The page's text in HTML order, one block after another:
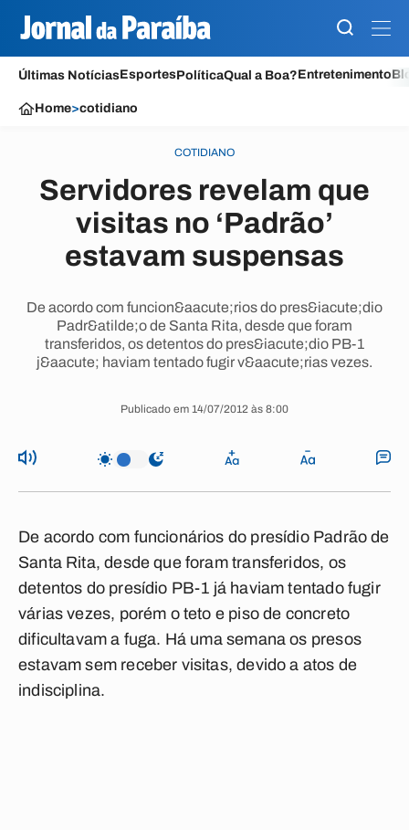
Últimas NotíciasEsportesPolíticaQual a Boa?Entretenimento
Home>cotidiano
COTIDIANO
Servidores revelam que
visitas no ‘Padrão’
estavam suspensas
De acordo com funcion&aacute;rios do pres&iacute;dio
Padr&atilde;o de Santa Rita, desde que foram
transferidos, os detentos do pres&iacute;dio PB-1
j&aacute; haviam tentado fugir v&aacute;rias vezes.
Publicado em 14/07/2012 às 8:00
De acordo com funcionários do presídio Padrão de
Santa Rita, desde que foram transferidos, os
detentos do presídio PB-1 já haviam tentado fugir
várias vezes, porém o teto e piso de concreto
dificultavam a fuga. Há uma semana os presos
estavam sem receber visitas, devido a atos de
indisciplina.